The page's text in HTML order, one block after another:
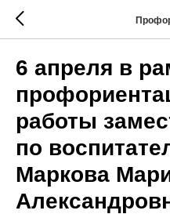
6 апреля в
работы
по
Маркова